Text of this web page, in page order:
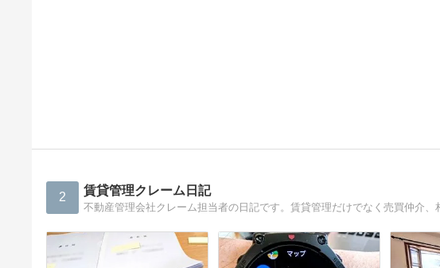
2 賃貸管理クレーム日記